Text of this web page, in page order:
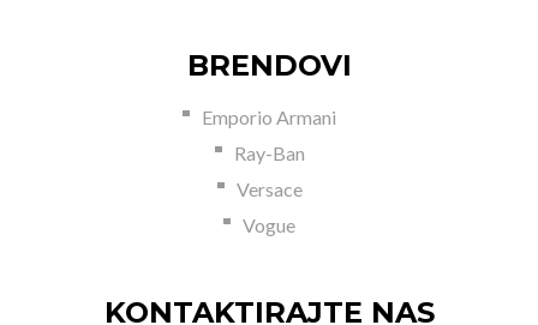
BRENDOVI
Emporio Armani
Ray-Ban
Versace
Vogue
KONTAKTIRAJTE NAS